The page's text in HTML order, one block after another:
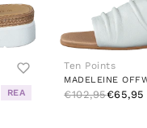
REA
Ten Points
MADELEINE
€102,95€65,95